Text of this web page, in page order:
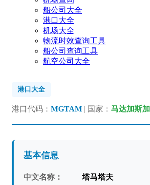
船公司大全
港口大全
机场大全
物流时效查询工具
船公司查询工具
航空公司大全
港口大全
港口代码： MGTAM | 国家： 马达加斯加
基本信息
中文名称： 塔马塔夫